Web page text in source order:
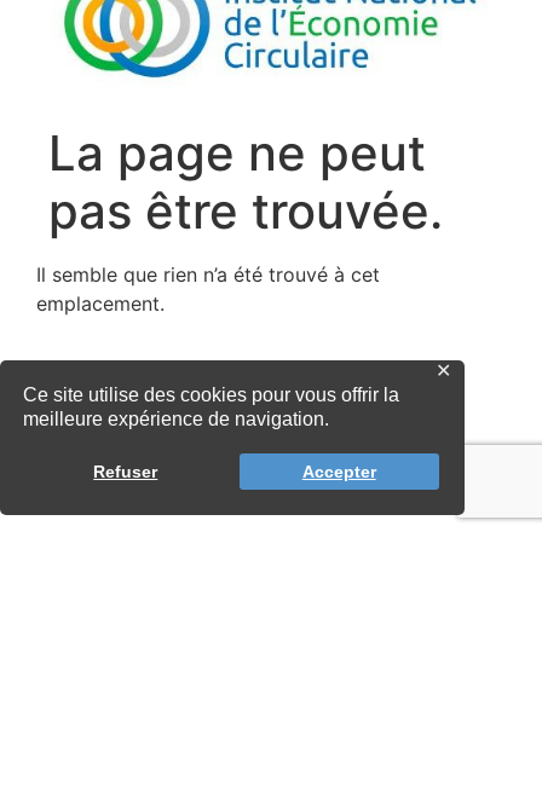
Ce site utilise des cookies pour vous offrir la
meilleure expérience de navigation.
Refuser Accepter
✕